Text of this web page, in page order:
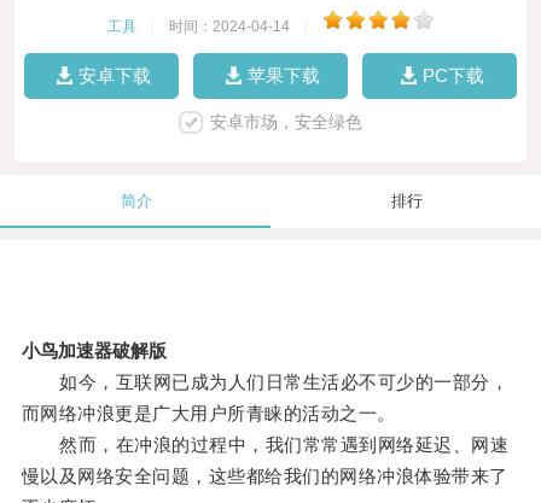
工具 时间：2024-04-14
安卓下载 苹果下载 PC下载
安卓市场，安全绿色
简介 排行
小鸟加速器破解版
如今，互联网已成为人们日常生活必不可少的一部分，
而网络冲浪更是广大用户所青睐的活动之一。
然而，在冲浪的过程中，我们常常遇到网络延迟、网速
慢以及网络安全问题，这些都给我们的网络冲浪体验带来了